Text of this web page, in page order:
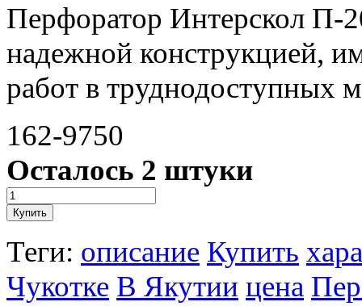
Перфоратор Интерскол П-
надежной конструкцией,
работ в труднодоступных
162-9750
Осталось 2 штуки
Теги: описание Купить
Чукотке В Якутии цена